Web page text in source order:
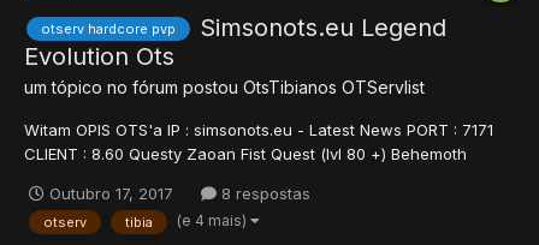
otserv hardcore pvp
Simsonots.eu Legend
Evolution Ots
um tópico no fórum postou OtsTibianos OTServlist
Witam OPIS OTS'a IP : simsonots.eu - Latest News PORT : 7171
CLIENT : 8.60 Questy Zaoan Fist Quest (lvl 80 +) Behemoth
(lvl 100 +) Demon Helmet Quest (lvl 100 +) Summer Dress Quest
(Ankaros lvl 130 +) Xerxes Quest (lvl 150 +) Pits of...
Outubro 17, 2017 8 respostas
otserv tibia (e 4 mais)